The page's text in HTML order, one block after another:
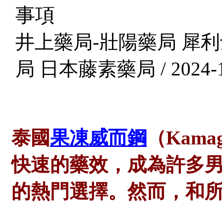
事項
井上藥局-壯陽藥局 犀
局 日本藤素藥局 / 2024-
泰國果凍威而鋼 （
快速的藥效，成為許多
的熱門選擇。然而，和